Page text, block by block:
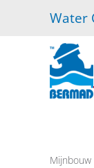
main
content
Water
Mijnbouw